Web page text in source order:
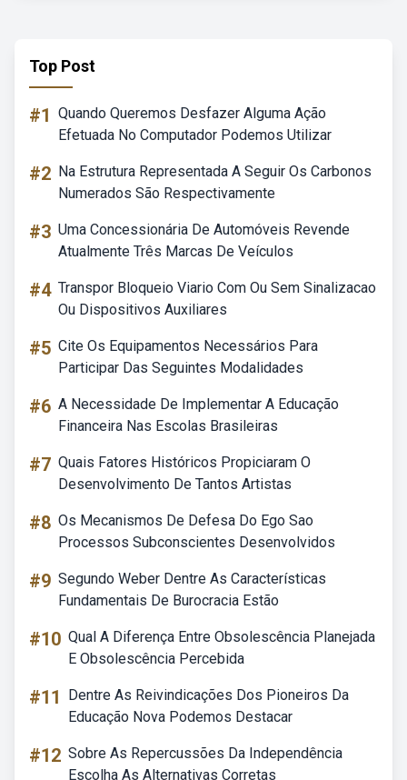
Top Post
#1 Quando Queremos Desfazer Alguma Ação
Efetuada No Computador Podemos Utilizar
#2 Na Estrutura Representada A Seguir Os Carbonos
Numerados São Respectivamente
#3 Uma Concessionária De Automóveis Revende
Atualmente Três Marcas De Veículos
#4 Transpor Bloqueio Viario Com Ou Sem Sinalizacao
Ou Dispositivos Auxiliares
#5 Cite Os Equipamentos Necessários Para
Participar Das Seguintes Modalidades
#6 A Necessidade De Implementar A Educação
Financeira Nas Escolas Brasileiras
#7 Quais Fatores Históricos Propiciaram O
Desenvolvimento De Tantos Artistas
#8 Os Mecanismos De Defesa Do Ego Sao
Processos Subconscientes Desenvolvidos
#9 Segundo Weber Dentre As Características
Fundamentais De Burocracia Estão
#10 Qual A Diferença Entre Obsolescência Planejada
E Obsolescência Percebida
#11
Dentre As Reivindicações Dos Pioneiros Da
Educação Nova Podemos Destacar
#12 Sobre As Repercussões Da Independência
Escolha As Alternativas Corretas